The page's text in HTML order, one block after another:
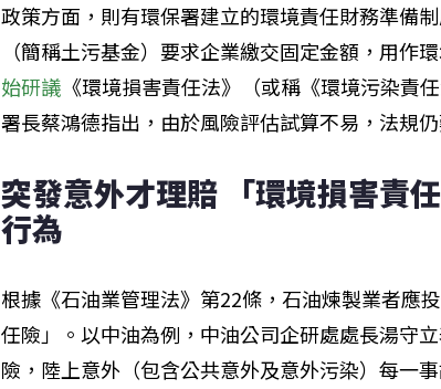
政策方面，則有環保署建立的環境責任財務準備
（簡稱土污基金）要求企業繳交固定金額，用作
始研議 《環境損害責任法》（或稱《環境污染責
署長蔡鴻德指出，由於風險評估試算不易，法規仍
突發意外才理賠 「環境損害責
行為
根據《石油業管理法》第22條，石油煉製業者應
任險」。以中油為例，中油公司企研處處長湯守
險，陸上意外（包含公共意外及意外污染）每一